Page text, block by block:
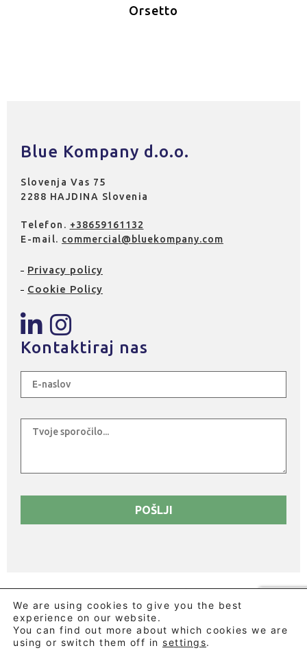
Orsetto
Blue Kompany d.o.o.
Slovenja Vas 75
2288 HAJDINA Slovenia
Telefon. +38659161132
E-mail. commercial@bluekompany.com
Privacy policy
Cookie Policy
Kontaktiraj nas
HAJDINA Slovenia - DDV SI79760457
Website created by Leonardo Barni
We are using cookies to give you the best
experience on our website.
You can find out more about which cookies we are
using or switch them off in settings.